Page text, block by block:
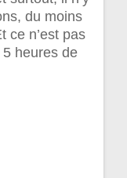
du moins
ce n’est pas
heures de